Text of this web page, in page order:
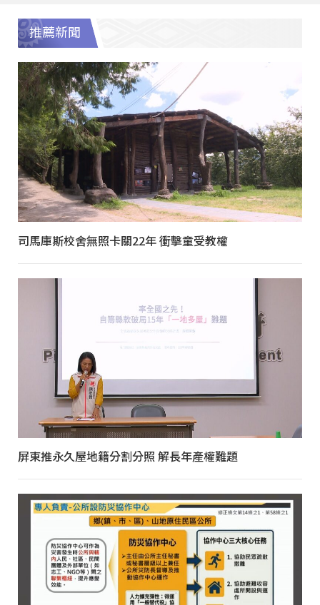
推薦新聞
司馬庫斯校舍無照卡關22年 衝擊童受教權
屏東推永久屋地籍分割分照 解長年產權難題